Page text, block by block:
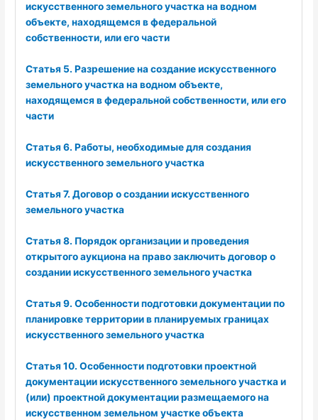
искусственного земельного участка на водном
объекте, находящемся в федеральной
собственности, или его части
Статья 5. Разрешение на создание искусственного
земельного участка на водном объекте,
находящемся в федеральной собственности, или его
части
Статья 6. Работы, необходимые для создания
искусственного земельного участка
Статья 7. Договор о создании искусственного
земельного участка
Статья 8. Порядок организации и проведения
открытого аукциона на право заключить договор о
создании искусственного земельного участка
Статья 9. Особенности подготовки документации по
планировке территории в планируемых границах
искусственного земельного участка
Статья 10. Особенности подготовки проектной
документации искусственного земельного участка и
(или) проектной документации размещаемого на
искусственном земельном участке объекта